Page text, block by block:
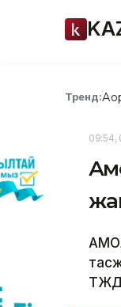
Тренд:
09:54,
ТЖД